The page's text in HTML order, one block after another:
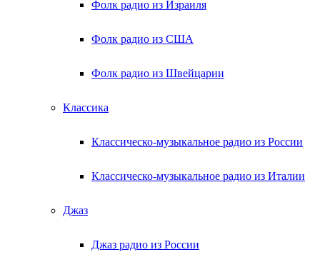
Фолк радио из Израиля
Фолк радио из США
Фолк радио из Швейцарии
Классика
Классическо-музыкальное радио из России
Классическо-музыкальное радио из Италии
Джаз
Джаз радио из России